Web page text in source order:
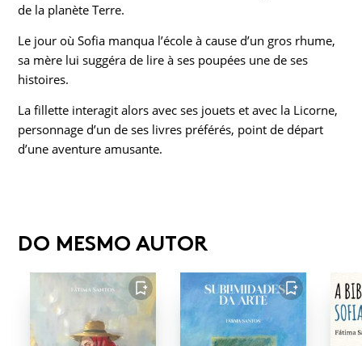
de la planète Terre.
Le jour où Sofia manqua l’école à cause d’un gros rhume,
sa mère lui suggéra de lire à ses poupées une de ses
histoires.
La fillette interagit alors avec ses jouets et avec la Licorne,
personnage d’un de ses livres préférés, point de départ
d’une aventure amusante.
DO MESMO AUTOR
FAVORITO FAVORITO